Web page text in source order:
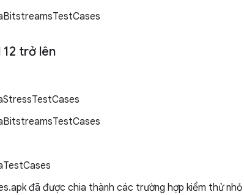
trở lên
đã được chia thành các trường hợp kiểm thử nhỏ